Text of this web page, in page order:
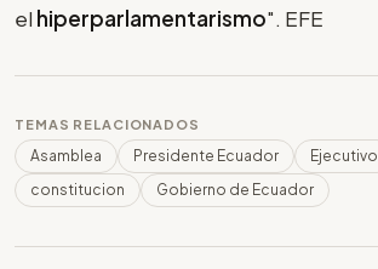
el hiperparlamentarismo". EFE
TEMAS RELACIONADOS
Asamblea Presidente Ecuador Ejecutivo
constitucion
Gobierno de Ecuador